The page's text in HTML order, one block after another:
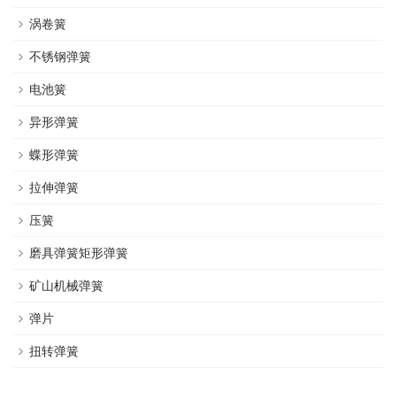
涡卷簧
不锈钢弹簧
电池簧
异形弹簧
蝶形弹簧
拉伸弹簧
压簧
磨具弹簧矩形弹簧
矿山机械弹簧
弹片
扭转弹簧